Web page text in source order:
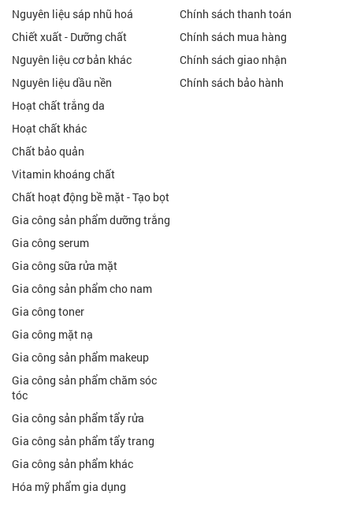
Nguyên liệu sáp nhũ hoá
Chiết xuất - Dưỡng chất
Nguyên liệu cơ bản khác
Nguyên liệu dầu nền
Hoạt chất trắng da
Hoạt chất khác
Chất bảo quản
Vitamin khoáng chất
Chất hoạt động bề mặt - Tạo bọt
Gia công sản phẩm dưỡng trắng
Gia công serum
Gia công sữa rửa mặt
Gia công sản phẩm cho nam
Gia công toner
Gia công mặt nạ
Gia công sản phẩm makeup
Gia công sản phẩm chăm sóc
tóc
Gia công sản phẩm tẩy rửa
Gia công sản phẩm tẩy trang
Gia công sản phẩm khác
Hóa mỹ phẩm gia dụng
Chính sách thanh toán
Chính sách mua hàng
Chính sách giao nhận
Chính sách bảo hành